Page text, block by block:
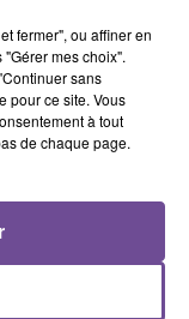
OFENBACH
Four To The Floor
fermer", ou affiner en
mes choix".
sans
pour ce site. Vous
à tout
de chaque page.